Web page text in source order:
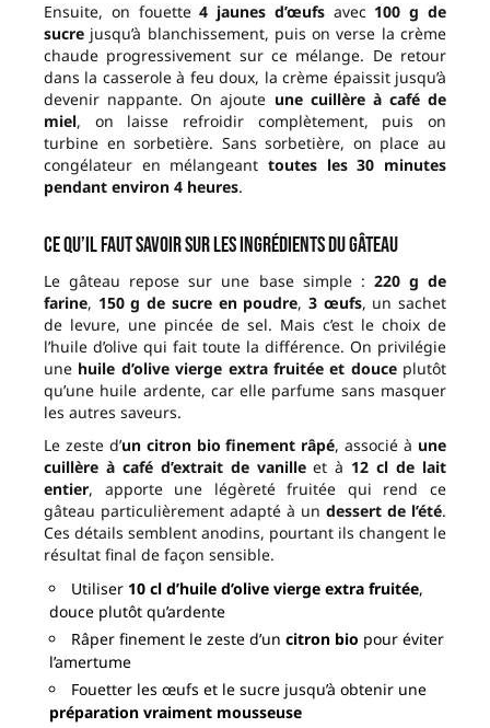
Ensuite, on fouette4 jaunes d’œufsavec 100 g de
sucre jusqu’à blanchissement, puis on verse la crème
chaude progressivement sur ce mélange. De retour
dans la casserole à feu doux, la crème épaissit jusqu’à
devenir nappante. On ajoute une cuillère à café de
miel, on laisse refroidir complètement, puis on
turbine en sorbetière. Sans sorbetière, on place au
congélateur en mélangeant toutes les 30 minutes
pendant environ 4 heures.
Ce qu’il faut savoir sur les ingrédients du gâteau
Le gâteau repose sur une base simple : 220 g de
farine, 150 g de sucre en poudre, 3 œufs, un sachet
de levure, une pincée de sel. Mais c’est le choix de
l’huile d’olive qui fait toute la différence. On privilégie
une huile d’olive vierge extra fruitée et douceplutôt
qu’une huile ardente, car elle parfume sans masquer
les autres saveurs.
Le zeste d’un citron bio finement râpé, associé à une
cuillère à café d’extrait de vanilleet à 12 cl de lait
entier, apporte une légèreté fruitée qui rend ce
gâteau particulièrement adapté à un dessert de l’été.
Ces détails semblent anodins, pourtant ils changent le
résultat final de façon sensible.
Utiliser 10 cl d’huile d’olive vierge extra fruitée,
douce plutôt qu’ardente
Râper finement le zeste d’un citron bio pour éviter
l’amertume
Fouetter les œufs et le sucre jusqu’à obtenir une
préparation vraiment mousseuse